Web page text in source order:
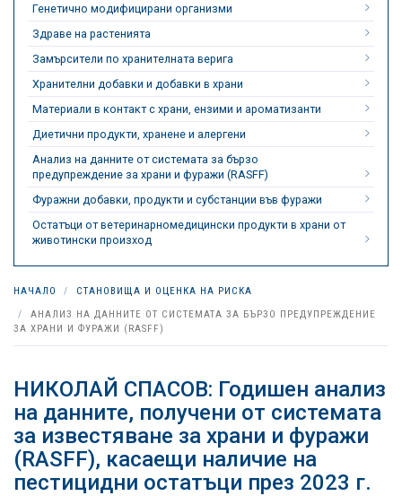
Генетично модифицирани организми
Здраве на растенията
Замърсители по хранителната верига
Хранителни добавки и добавки в храни
Материали в контакт с храни, ензими и ароматизанти
Диетични продукти, хранене и алергени
Анализ на данните от системата за бързо
предупреждение за храни и фуражи (RASFF)
Фуражни добавки, продукти и субстанции във фуражи
Остатъци от ветеринарномедицински продукти в храни от
животински произход
НАЧАЛО
СТАНОВИЩА И ОЦЕНКА НА РИСКА
АНАЛИЗ НА ДАННИТЕ ОТ СИСТЕМАТА ЗА БЪРЗО ПРЕДУПРЕЖДЕНИЕ
ЗА ХРАНИ И ФУРАЖИ (RASFF)
НИКОЛАЙ СПАСОВ: Годишен анализ
на данните, получени от системата
за известяване за храни и фуражи
(RASFF), касаещи наличие на
пестицидни остатъци през 2023 г.